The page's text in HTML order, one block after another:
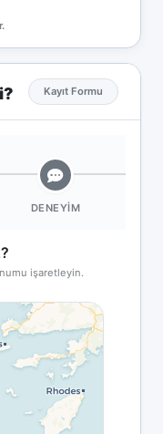
Kayıt Formu
DENEYIM
işaretleyin.